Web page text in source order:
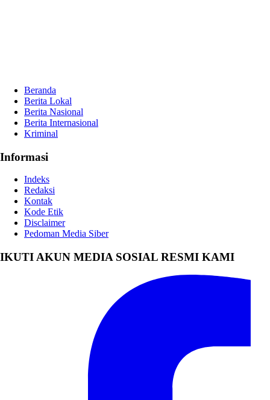
Beranda
Berita Lokal
Berita Nasional
Berita Internasional
Kriminal
Informasi
Indeks
Redaksi
Kontak
Kode Etik
Disclaimer
Pedoman Media Siber
IKUTI AKUN MEDIA SOSIAL RESMI KAMI